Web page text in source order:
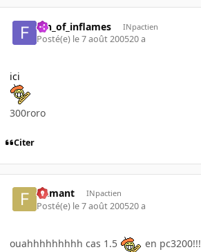
fan_of_inflames INpactien
Posté(e) le 7 août 200520 a
ici
300roro
Citer
flamant INpactien
Posté(e) le 7 août 200520 a
ouahhhhhhhhh cas 1.5
en pc3200!!!